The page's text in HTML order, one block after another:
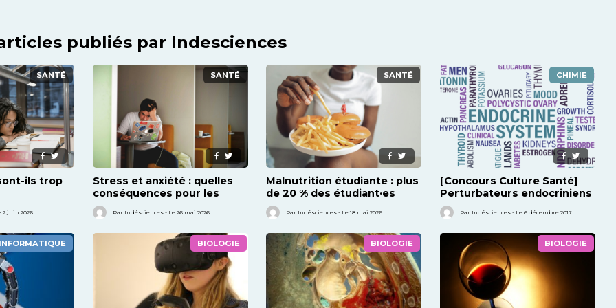
publiés par Indesciences
SANTÉ
ils trop
2 juin 2026
SANTÉ
Stress et anxiété : quelles
conséquences pour les
étudiants ?
Par Indésciences - Le 26 mai 2026
SANTÉ
Malnutrition étudiante : plus
de 20 % des étudiant·es
concerné·es
Par Indésciences - Le 18 mai 2026
CHIMIE
[Concours Culture Santé]
Perturbateurs endocriniens
et santé
Par Indésciences - Le 6 décembre 2017
BIOLOGIE BIOLOGIE BIOLOGIE